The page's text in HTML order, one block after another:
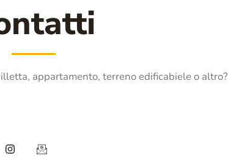
appartamento, terreno edificabiele o altro?